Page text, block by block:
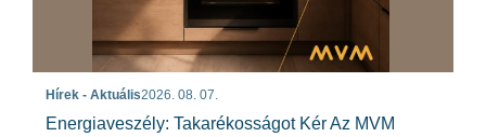
Hírek - Aktuális2026. 08. 07.
Energiaveszély: Takarékosságot Kér Az MVM